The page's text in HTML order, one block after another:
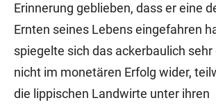
Erinnerung geblieben, dass er eine
Ernten seines Lebens eingefahren
spiegelte sich das ackerbaulich
nicht im monetären Erfolg wider,
die lippischen Landwirte unter ihren